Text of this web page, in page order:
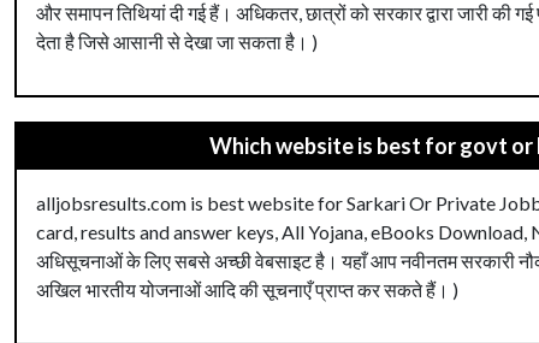
और समापन तिथियां दी गई हैं। अधिकतर, छात्रों को सरकार द्वारा जारी की
देता है जिसे आसानी से देखा जा सकता है। )
Which website is best for govt or
alljobsresults.com is best website for Sarkari Or Private
card, results and answer keys, All Yojana, eBooks Download,
अधिसूचनाओं के लिए सबसे अच्छी वेबसाइट है। यहाँ आप नवीनतम सरकारी
अखिल भारतीय योजनाओं आदि की सूचनाएँ प्राप्त कर सकते हैं। )